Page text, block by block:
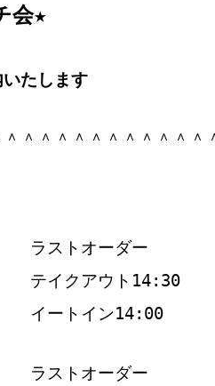
会★
たします
＾＾＾＾＾＾＾＾＾＾＾
ラストオーダー
テイクアウト14:30
イートイン14:00
ラストオーダー